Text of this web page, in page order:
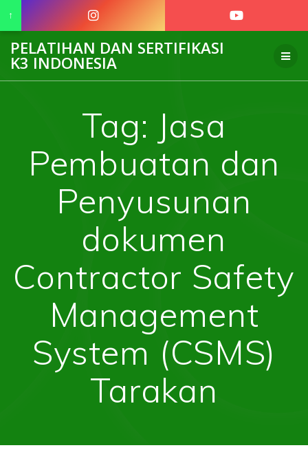
to
PELATIHAN DAN SERTIFIKASI
K3 INDONESIA
Tag: Jasa
Pembuatan dan
Penyusunan
dokumen
Contractor Safety
Management
System (CSMS)
Tarakan
↑